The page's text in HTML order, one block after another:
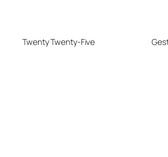
Twenty Twenty-Five